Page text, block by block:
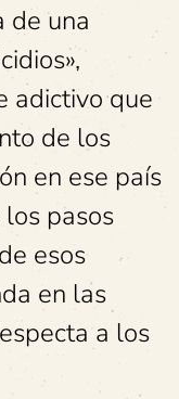
de una
adictivo que
de los
en ese país
pasos
esos
en las
a los